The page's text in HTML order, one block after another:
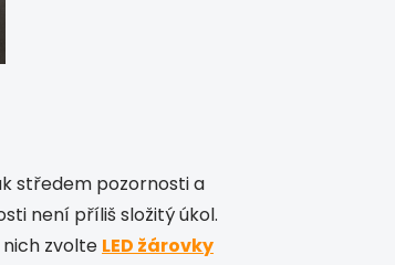
středem pozornosti a
není příliš složitý úkol.
nich zvolte LED žárovky